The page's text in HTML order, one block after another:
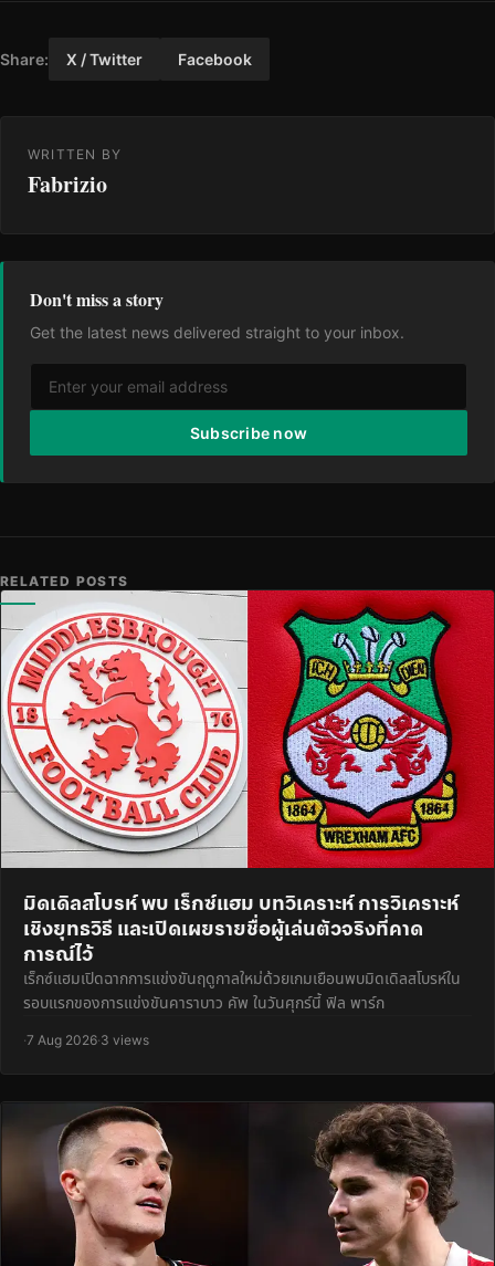
Share: X / Twitter Facebook
WRITTEN BY
Fabrizio
Don't miss a story
Get the latest news delivered straight to your inbox.
Subscribe now
RELATED POSTS
มิดเดิลสโบรห์ พบ เร็กซ์แฮม บทวิเคราะห์ การวิเคราะห์
เชิงยุทธวิธี และเปิดเผยรายชื่อผู้เล่นตัวจริงที่คาด
การณ์ไว้
เร็กซ์แฮมเปิดฉากการแข่งขันฤดูกาลใหม่ด้วยเกมเยือนพบมิดเดิลสโบรห์ใน
รอบแรกของการแข่งขันคาราบาว คัพ ในวันศุกร์นี้ ฟิล พาร์ก
·7 Aug 2026·3 views